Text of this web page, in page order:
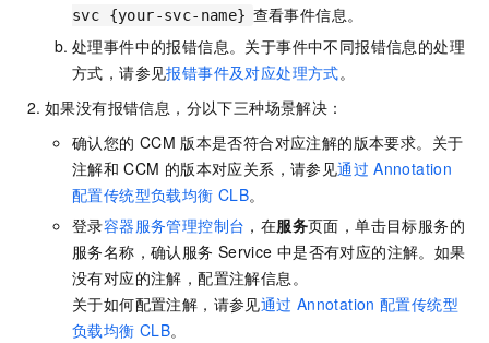
svc {your-svc-name} 查看事件信息。
处理事件中的报错信息。关于事件中不同报错信息的处理
方式，请参见报错事件及对应处理方式。
如果没有报错信息，分以下三种场景解决：
确认您的 CCM 版本是否符合对应注解的版本要求。关于
注解和 CCM 的版本对应关系，请参见通过 Annotation
配置传统型负载均衡 CLB。
登录容器服务管理控制台 ，在服务页面，单击目标服务的
服务名称，确认服务 Service 中是否有对应的注解。如果
没有对应的注解，配置注解信息。
关于如何配置注解，请参见通过 Annotation 配置传统型
负载均衡 CLB。